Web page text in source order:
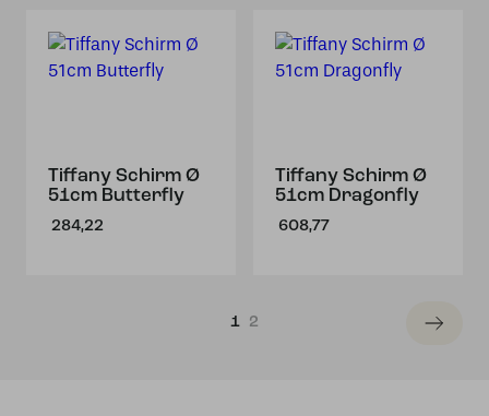
Tiffany Schirm Ø
51cm Butterfly
284,22
Tiffany Schirm Ø
51cm Dragonfly
608,77
1 2